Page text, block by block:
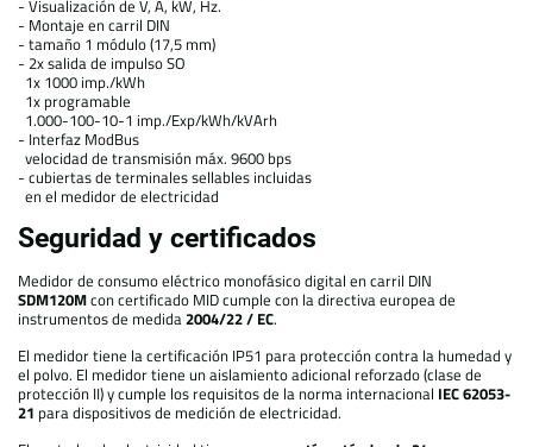
- Visualización de V, A, kW, Hz.
- Montaje en carril DIN
- tamaño 1 módulo (17,5 mm)
- 2x salida de impulso SO
1x 1000 imp./kWh
1x programable
1.000-100-10-1 imp./Exp/kWh/kVArh
- Interfaz ModBus
velocidad de transmisión máx. 9600 bps
- cubiertas de terminales sellables incluidas
en el medidor de electricidad
Seguridad y certificados
Medidor de consumo eléctrico monofásico digital en carril DIN
SDM120Mcon certificado MID cumple con la directiva europea de
instrumentos de medida2004/22 / EC.
El medidor tiene la certificación IP51 para protección contra la humedad y
el polvo. El medidor tiene un aislamiento adicional reforzado (clase de
protección II) y cumple los requisitos de la norma internacional IEC 62053-
21 para dispositivos de medición de electricidad.